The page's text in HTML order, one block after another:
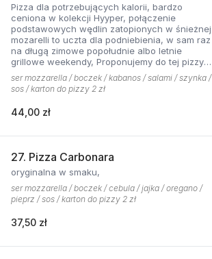
Pizza dla potrzebujących kalorii, bardzo
ceniona w kolekcji Hyyper, połączenie
podstawowych wędlin zatopionych w śnieżnej
mozarelli to uczta dla podniebienia, w sam raz
na długą zimowe popołudnie albo letnie
grillowe weekendy, Proponujemy do tej pizzy
sos pomidorowy pikantny z dodatkiem cebuli.
ser mozzarella / boczek / kabanos / salami / szynka /
sos / karton do pizzy 2 zł
44,00 zł
27. Pizza Carbonara
oryginalna w smaku,
ser mozzarella / boczek / cebula / jajka / oregano /
pieprz / sos / karton do pizzy 2 zł
37,50 zł